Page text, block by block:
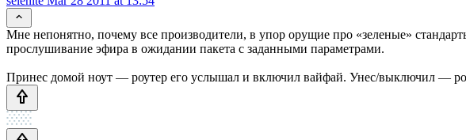
Мне непонятно, почему все производители, в упор орущие про «зеленые»
прослушивание эфира в ожидании пакета с заданными параметрами.
Принес домой ноут — роутер его услышал и включил вайфай. Унес/выключил —